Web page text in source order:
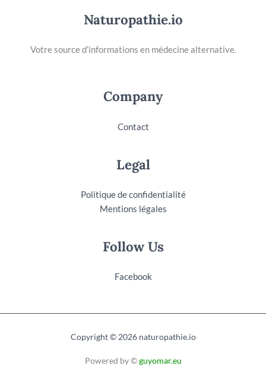
Naturopathie.io
Votre source d’informations en médecine alternative.
Company
Contact
Legal
Politique de confidentialité
Mentions légales
Follow Us
Facebook
Copyright © 2026 naturopathie.io
Powered by ©guyomar.eu